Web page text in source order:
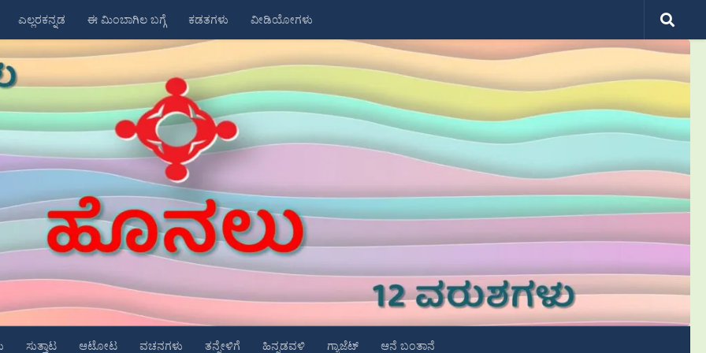
ಎಲ್ಲರಕನ್ನಡ ಈ ಮಿಂಬಾಗಿಲ ಬಗ್ಗೆ ಕಡತಗಳು ವೀಡಿಯೋಗಳು
ಸುತ್ತಾಟ ಆಟೋಟ ವಚನಗಳು ತನ್ನೇಳಿಗೆ ಹಿನ್ನಡವಳಿ ಗ್ಯಾಜೆಟ್ ಆನೆ ಬಂತಾನೆ